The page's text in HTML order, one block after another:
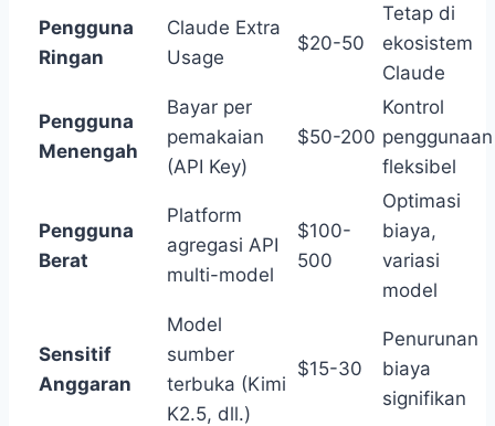
Pengguna
Ringan
Claude Extra
Usage
$20-50
Tetap di
ekosistem
Claude
Pengguna
Menengah
Bayar per
pemakaian
(API Key)
$50-200
Kontrol
penggunaan
fleksibel
Pengguna
Berat
Platform
agregasi API
multi-model
$100-
500
Optimasi
biaya,
variasi
model
Sensitif
Anggaran
Model
sumber
terbuka (Kimi
K2.5, dll.)
$15-30
Penurunan
biaya
signifikan